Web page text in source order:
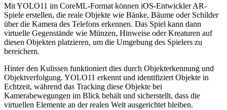
Mit YOLO11 im CoreML-Format können iOS-Entwickler AR-
Spiele erstellen, die reale Objekte wie Bänke, Bäume oder Schilder
über die Kamera des Telefons erkennen. Das Spiel kann dann
virtuelle Gegenstände wie Münzen, Hinweise oder Kreaturen auf
diesen Objekten platzieren, um die Umgebung des Spielers zu
bereichern.
Hinter den Kulissen funktioniert dies durch Objekterkennung und
Objektverfolgung. YOLO11 erkennt und identifiziert Objekte in
Echtzeit, während das Tracking diese Objekte bei
Kamerabewegungen im Blick behält und sicherstellt, dass die
virtuellen Elemente an der realen Welt ausgerichtet bleiben.